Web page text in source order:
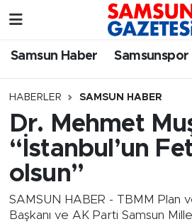
Samsun Haber Samsunspor
HABERLER SAMSUN HABER
Dr. Mehmet
“İstanbul’un
olsun”
SAMSUN HABER - TBMM Plan
Başkanı ve AK Parti Samsun
Samsun Haber
Samsun Rehberi
Resmi İlanlar
Samsun Nöbetçi
SAMSUN Namaz Vakitleri
Samsun Trafik Yoğunluk
Süper Lig Puan Durumu